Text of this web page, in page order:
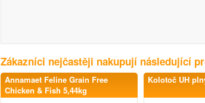
Zákazníci nejčastěji nakupují následující
Annamaet Feline Grain Free
Chicken & Fish 5,44kg
Kolotoč UH